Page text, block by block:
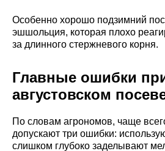
Особенно хорошо подзимний
эшшольция, которая плохо
за длинного стержневого корня.
Главные ошибки
августовском
По словам агрономов, чаще
допускают три ошибки:
слишком глубоко заделывают